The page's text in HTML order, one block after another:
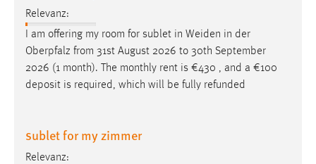
Relevanz:
I am offering my room for sublet in Weiden in der
Oberpfalz from 31st August 2026 to 30th September
2026 (1 month). The monthly rent is €430 , and a €100
deposit is required, which will be fully refunded
sublet for my zimmer
Relevanz: